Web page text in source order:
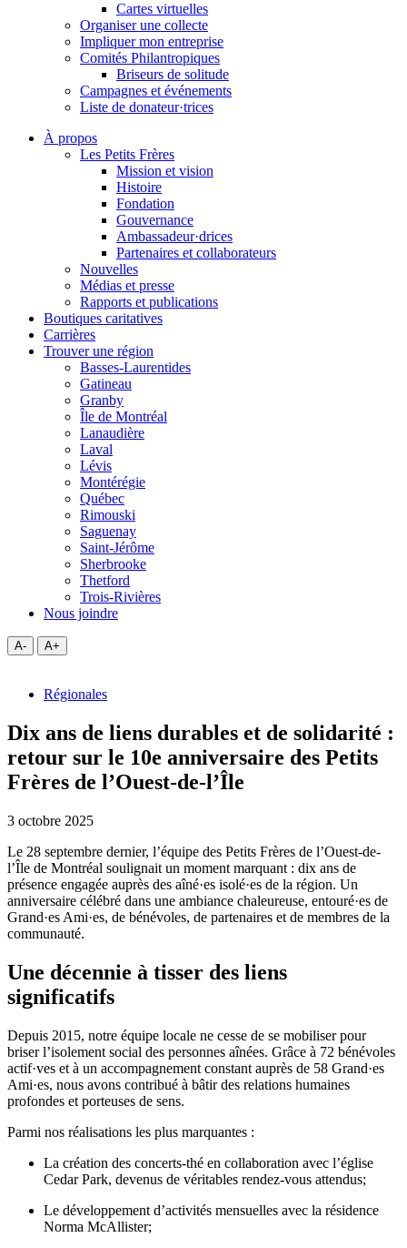
Cartes virtuelles
Organiser une collecte
Impliquer mon entreprise
Comités Philantropiques
Briseurs de solitude
Campagnes et événements
Liste de donateur·trices
À propos
Les Petits Frères
Mission et vision
Histoire
Fondation
Gouvernance
Ambassadeur·drices
Partenaires et collaborateurs
Nouvelles
Médias et presse
Rapports et publications
Boutiques caritatives
Carrières
Trouver une région
Basses-Laurentides
Gatineau
Granby
Île de Montréal
Lanaudière
Laval
Lévis
Montérégie
Québec
Rimouski
Saguenay
Saint-Jérôme
Sherbrooke
Thetford
Trois-Rivières
Nous joindre
A- A+
Régionales
Dix ans de liens durables et de solidarité :
retour sur le 10e anniversaire des Petits
Frères de l’Ouest-de-l’Île
3 octobre 2025
Le 28 septembre dernier, l’équipe des Petits Frères de l’Ouest-de-
l’Île de Montréal soulignait un moment marquant : dix ans de
présence engagée auprès des aîné·es isolé·es de la région. Un
anniversaire célébré dans une ambiance chaleureuse, entouré·es de
Grand·es Ami·es, de bénévoles, de partenaires et de membres de la
communauté.
Une décennie à tisser des liens
significatifs
Depuis 2015, notre équipe locale ne cesse de se mobiliser pour
briser l’isolement social des personnes aînées. Grâce à 72 bénévoles
actif·ves et à un accompagnement constant auprès de 58 Grand·es
Ami·es, nous avons contribué à bâtir des relations humaines
profondes et porteuses de sens.
Parmi nos réalisations les plus marquantes :
La création des concerts-thé en collaboration avec l’église
Cedar Park, devenus de véritables rendez-vous attendus;
Le développement d’activités mensuelles avec la résidence
Norma McAllister;